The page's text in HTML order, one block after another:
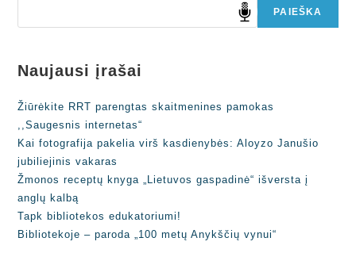
PAIEŠKA
Naujausi įrašai
Žiūrėkite RRT parengtas skaitmenines pamokas
,,Saugesnis internetas“
Kai fotografija pakelia virš kasdienybės: Aloyzo Janušio
jubiliejinis vakaras
Žmonos receptų knyga „Lietuvos gaspadinė“ išversta į
anglų kalbą
Tapk bibliotekos edukatoriumi!
Bibliotekoje – paroda „100 metų Anykščių vynui“